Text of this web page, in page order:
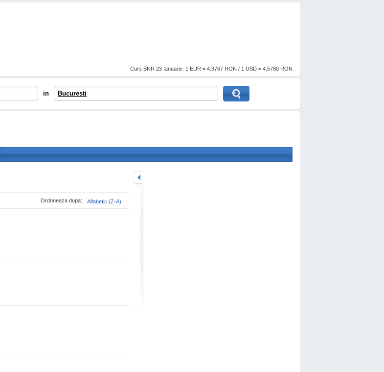
Curs BNR 23 Ianuarie: 1 EUR = 4.9767 RON / 1 USD = 4.5780 RON
in Bucuresti
Alfabetic (Z-A)
Ordoneaza dupa: